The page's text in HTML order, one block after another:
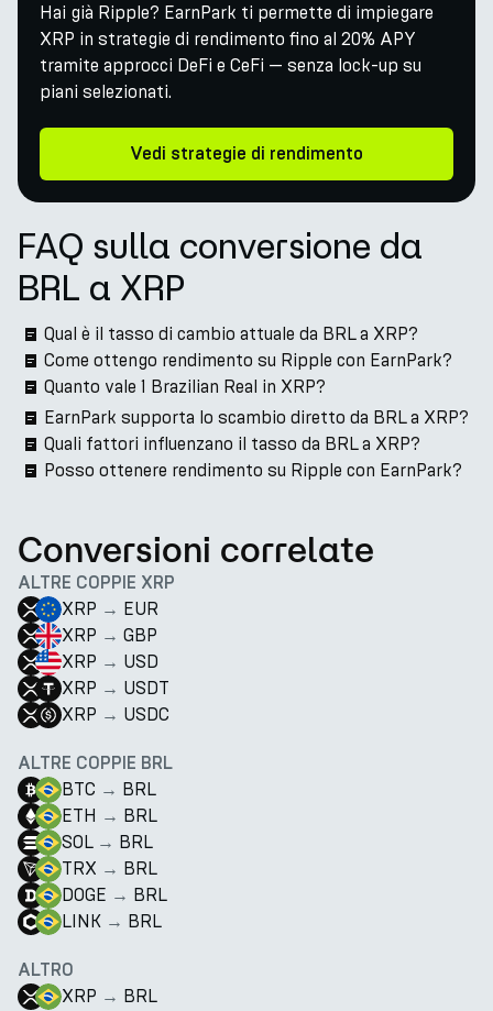
Hai già Ripple? EarnPark ti permette di impiegare
XRP in strategie di rendimento fino al 20% APY
tramite approcci DeFi e CeFi — senza lock-up su
piani selezionati.
Vedi strategie di rendimento
FAQ sulla conversione da
BRL a XRP
Qual è il tasso di cambio attuale da BRL a XRP?
Come ottengo rendimento su Ripple con EarnPark?
Quanto vale 1 Brazilian Real in XRP?
EarnPark supporta lo scambio diretto da BRL a XRP?
Quali fattori influenzano il tasso da BRL a XRP?
Posso ottenere rendimento su Ripple con EarnPark?
Conversioni correlate
ALTRE COPPIE XRP
XRP → EUR
XRP → GBP
XRP → USD
XRP → USDT
XRP → USDC
ALTRE COPPIE BRL
BTC → BRL
ETH → BRL
SOL → BRL
TRX → BRL
DOGE → BRL
LINK → BRL
ALTRO
XRP → BRL